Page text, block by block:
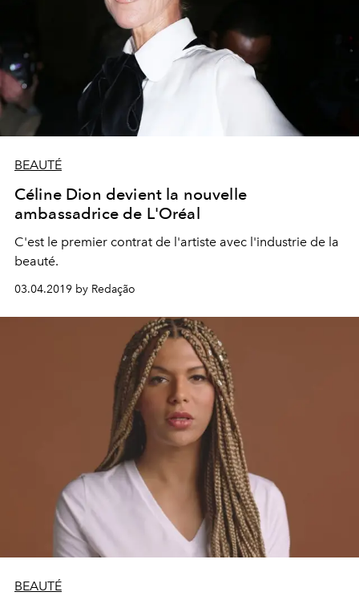
BEAUTÉ
Céline Dion devient la nouvelle
ambassadrice de L'Oréal
C'est le premier contrat de l'artiste avec l'industrie de la
beauté.
03.04.2019 by Redação
BEAUTÉ